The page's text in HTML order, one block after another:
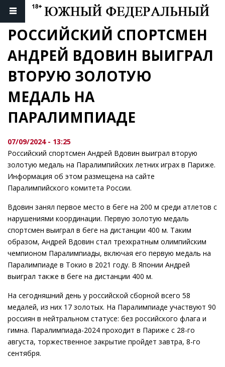
РОССИЙСКИЙ СПОРТСМЕН
АНДРЕЙ ВДОВИН ВЫИГРАЛ
ВТОРУЮ ЗОЛОТУЮ
МЕДАЛЬ НА
ПАРАЛИМПИАДЕ
07/09/2024 - 13:25
Российский спортсмен Андрей Вдовин выиграл вторую
золотую медаль на Паралимпийских летних играх в Париже.
Информация об этом размещена на сайте
Паралимпийского комитета России.
Вдовин занял первое место в беге на 200 м среди атлетов с
нарушениями координации. Первую золотую медаль
спортсмен выиграл в беге на дистанции 400 м. Таким
образом, Андрей Вдовин стал трехкратным олимпийским
чемпионом Паралимпиады, включая его первую медаль на
Паралимпиаде в Токио в 2021 году. В Японии Андрей
выиграл также в беге на дистанции 400 м.
На сегодняшний день у российской сборной всего 58
медалей, из них 17 золотых. На Паралимпиаде участвуют 90
россиян в нейтральном статусе: без российского флага и
гимна. Паралимпиада-2024 проходит в Париже с 28-го
августа, торжественное закрытие пройдет завтра, 8-го
сентября.